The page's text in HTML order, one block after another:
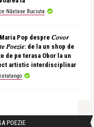
Năstase Buciuta
Pop despre 𝐶𝑜𝑣𝑜𝑟
𝑃𝑜𝑒𝑧𝑖𝑒: de la un shop de
de pe terasa Obor la un
artistic interdisciplinar
POEZIE